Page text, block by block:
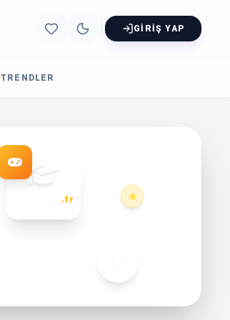
GIRIŞ YAP
TRENDLER
.tr